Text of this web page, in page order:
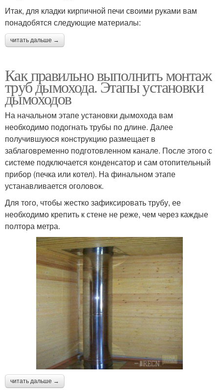
Итак, для кладки кирпичной печи своими руками вам
понадобятся следующие материалы:
читать дальше →
Как правильно выполнить монтаж
труб дымохода. Этапы установки
дымоходов
На начальном этапе установки дымохода вам
необходимо подогнать трубы по длине. Далее
получившуюся конструкцию размещает в
заблаговременно подготовленном канале. После этого с
системе подключается конденсатор и сам отопительный
прибор (печка или котел). На финальном этапе
устанавливается оголовок.
Для того, чтобы жестко зафиксировать трубу, ее
необходимо крепить к стене не реже, чем через каждые
полтора метра.
читать дальше →